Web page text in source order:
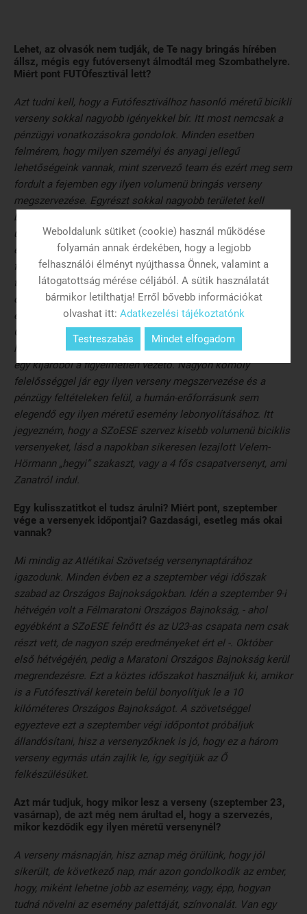
Lehet, az olvasók nem tudják, de Te nagy bringás hírében
állsz, mégis egy futóversenyt álmodtál meg Szombathelyre.
Miért pont FUTÓfesztivál lett?
Azt tudni kell, hogy a Futófesztiválhoz hasonló méretű bicikli
verseny sokkal nagyobb igényekkel bír. Itt most nemcsak a
pénzügyi vonatkozásokra gondolok. Minden esetben
felmérem, hogy milyen személyi és anyagi jellegű
lehetőségeink vannak, mint szervező team és ezért meg sem
fordult a fejemben egy ilyen volumenü bringás verseny
megszervezése. Egyrészt sokkal nagyobb területet kell
biztosítani. Nemcsak több utat kell lezárni, hanem teljes
útszakaszokat, hisz egy 40-50 fős biciklis bolynak kell az út
egész széltében. A futófesztiválnál ezzel szemben elég egy
fél sávos út lezárás és így senkinek az érdeke sem sérül
túlságosan. A másik akadály, hogy Szombathelyen egyre
csak nő az autósok száma, ami még inkább megnehezítené
egy ilyen országúti kerékpár verseny megrendezését.
Gondoljunk bele, hogy egy 15-20 versenyzőből álló csoport
halad 40-50 km/h sebességgel és egyszer csak eléjük tolat
egy kijáróból a figyelmetlen vezető. Nagyon komoly
felelősséggel jár egy ilyen verseny megszervezése és a
pénzügy feltételeken felül, a humán-erőforrásunk sem
elegendő egy ilyen méretű esemény lebonyolításához. Itt
jegyezném, hogy a SZoESE szervez kisebb volumenü biciklis
versenyeket, lásd a napokban sikeresen lezajlott Velem-
Hörmann „hegyi” szakaszt, vagy a 4 fős csapatversenyt, ami
Zanatról indul.
Egy kulisszatitkot el tudsz árulni? Miért pont, szeptember
vége a versenyek időpontjai? Gazdasági, esetleg más okai
vannak?
Mi mindig az Atlétikai Szövetség versenynaptárához
igazodunk. Minden évben ez a szeptember végi időszak
szabad az Országos Bajnokságokban. Idén a szeptember 9-i
hétvégén volt a Félmaratoni Országos Bajnokság, - ahol
egyébként a SZoESE felnőtt és az U23-as csapata nem csak
részt vett, de nagyon szép eredményeket ért el -. Október
első hétvégéjén, pedig a Maratoni Országos Bajnokság kerül
megrendezésre. Ezt a köztes időszakot használjuk ki, amikor
is a Futófesztivál keretein belül bonyolítjuk le a 10
kilóméteres Országos Bajnokságot. A szövetséggel
egyezteve ezt a szeptember végi időpontot próbáljuk
állandósítani, hisz a versenyzőknek is jó, hogy ez a három
verseny egymás után zajlik le, így segítjük az Ő
felkészülésüket.
Azt már tudjuk, hogy mikor lesz a verseny (szeptember 23,
vasárnap), de azt még nem árultad el, hogy a szervezés,
mikor kezdődik egy ilyen méretű versenynél?
A verseny másnapján, hisz aznap még örülünk, hogy jól
sikerült, de következő nap, már azon gondolkodik az ember,
hogy, miként lehetne jobb az esemény, vagy, épp, hogyan
tudná növelni az esemény palettáját, színvonalát. Van egy
Mindet elfogadom
Testreszabás
Weboldalunk sütiket (cookie) használ működése
folyamán annak érdekében, hogy a legjobb
felhasználói élményt nyújthassa Önnek, valamint a
látogatottság mérése céljából. A sütik használatát
bármikor letilthatja! Erről bővebb információkat
olvashat itt: Adatkezelési tájékoztatónk